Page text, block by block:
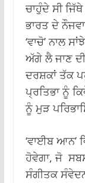
ਚਾਹੁੰਦੇ ਸੀ
ਭਾਰਤ ਦੇ
‘ਵਾਚੋ’ ਨਾਲ
ਅੱਗੇ ਲੈ ਜਾਣ
ਦਰਸ਼ਕਾਂ ਤੱਕ
ਪ੍ਰਤਿਭਾ ਨੂੰ
ਨੂੰ ਮੁੜ
‘ਵਾਈਬ ਆਨ’
ਹੋਵੇਗਾ, ਜੋ
ਸੰਗੀਤਕ